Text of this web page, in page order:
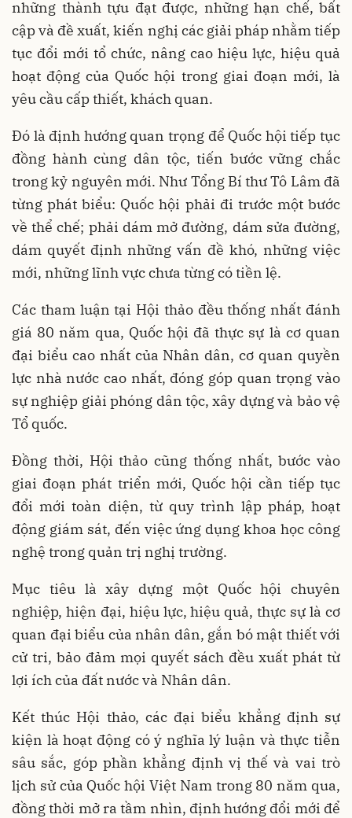
những thành tựu đạt được, những hạn chế, bất
cập và đề xuất, kiến nghị các giải pháp nhằm tiếp
tục đổi mới tổ chức, nâng cao hiệu lực, hiệu quả
hoạt động của Quốc hội trong giai đoạn mới, là
yêu cầu cấp thiết, khách quan.
Đó là định hướng quan trọng để Quốc hội tiếp tục
đồng hành cùng dân tộc, tiến bước vững chắc
trong kỷ nguyên mới. Như Tổng Bí thư Tô Lâm đã
từng phát biểu: Quốc hội phải đi trước một bước
về thể chế; phải dám mở đường, dám sửa đường,
dám quyết định những vấn đề khó, những việc
mới, những lĩnh vực chưa từng có tiền lệ.
Các tham luận tại Hội thảo đều thống nhất đánh
giá 80 năm qua, Quốc hội đã thực sự là cơ quan
đại biểu cao nhất của Nhân dân, cơ quan quyền
lực nhà nước cao nhất, đóng góp quan trọng vào
sự nghiệp giải phóng dân tộc, xây dựng và bảo vệ
Tổ quốc.
Đồng thời, Hội thảo cũng thống nhất, bước vào
giai đoạn phát triển mới, Quốc hội cần tiếp tục
đổi mới toàn diện, từ quy trình lập pháp, hoạt
động giám sát, đến việc ứng dụng khoa học công
nghệ trong quản trị nghị trường.
Mục tiêu là xây dựng một Quốc hội chuyên
nghiệp, hiện đại, hiệu lực, hiệu quả, thực sự là cơ
quan đại biểu của nhân dân, gắn bó mật thiết với
cử tri, bảo đảm mọi quyết sách đều xuất phát từ
lợi ích của đất nước và Nhân dân.
Kết thúc Hội thảo, các đại biểu khẳng định sự
kiện là hoạt động có ý nghĩa lý luận và thực tiễn
sâu sắc, góp phần khẳng định vị thế và vai trò
lịch sử của Quốc hội Việt Nam trong 80 năm qua,
đồng thời mở ra tầm nhìn, định hướng đổi mới để